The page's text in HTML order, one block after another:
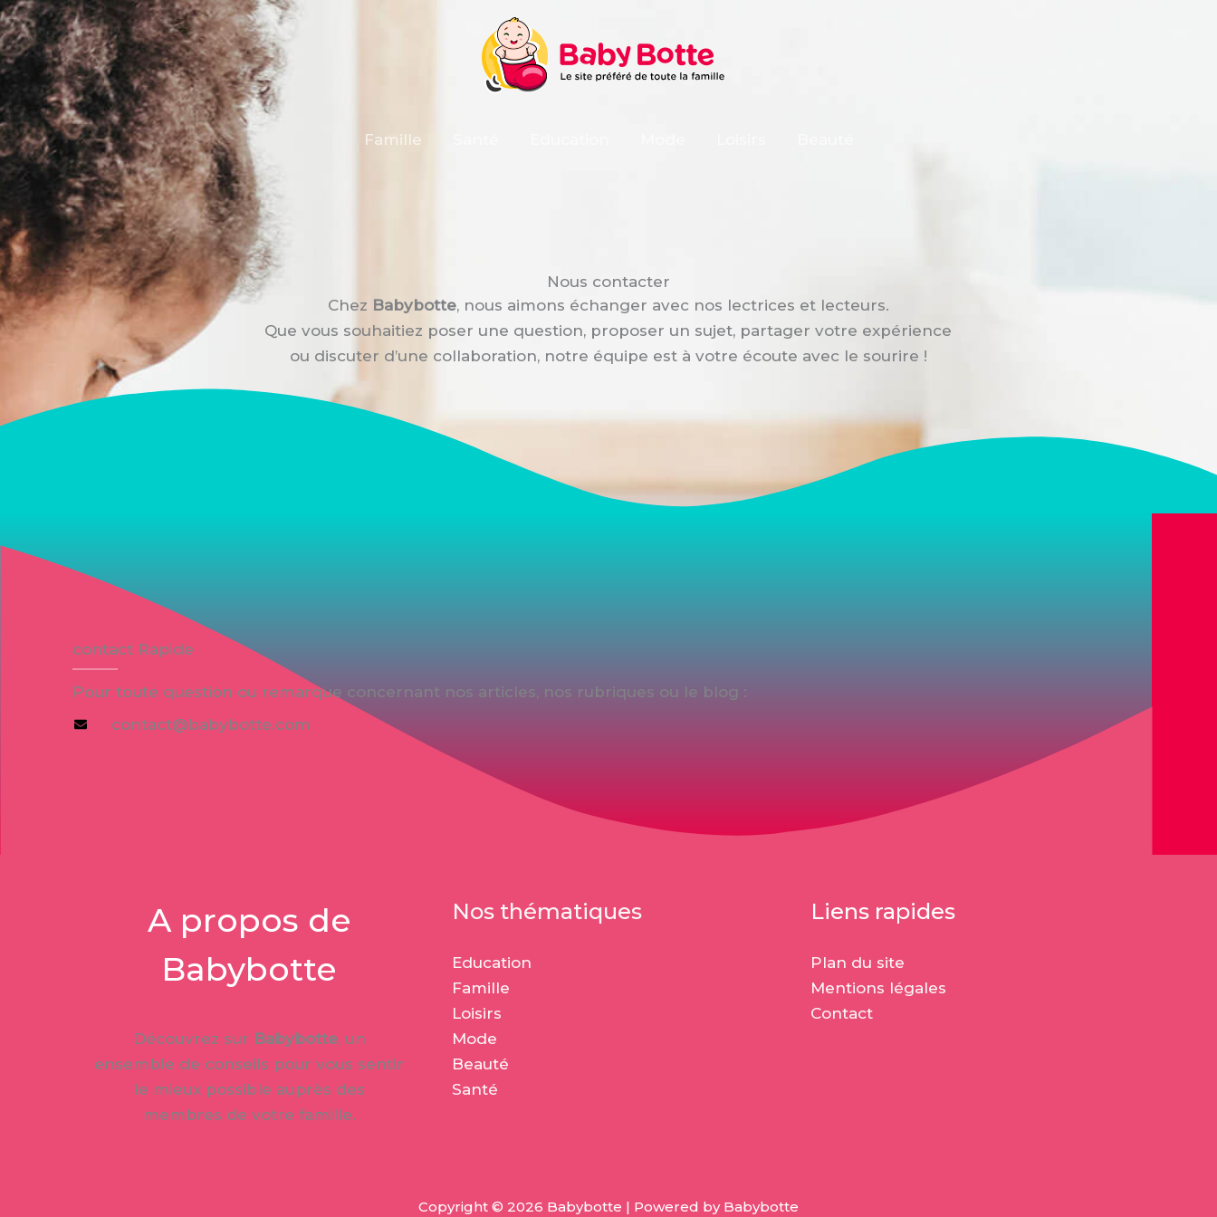
Aller
au
contenu
Famille
Nous contacter
Chez Babybotte, nous aimons échanger avec nos lectrices et lecteurs.
Que vous souhaitiez poser une question, proposer un sujet, partager votre expérience
ou discuter d’une collaboration, notre équipe est à votre écoute avec le sourire !
contact Rapide
Pour toute question ou remarque concernant nos articles, nos rubriques ou le blog :
contact@babybotte.com
A propos de
Babybotte
Découvrez sur Babybotte, un
ensemble de conseils pour vous sentir
le mieux possible auprès des
membres de votre famille.
Nos thématiques
Education
Famille
Loisirs
Mode
Beauté
Santé
Liens rapides
Plan du site
Mentions légales
Contact
Copyright © 2026 Babybotte | Powered by Babybotte